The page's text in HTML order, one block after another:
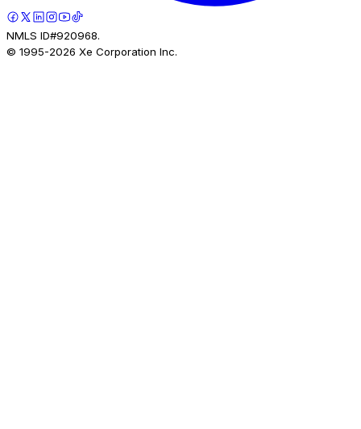
NMLS ID#920968.
© 1995-2026 Xe Corporation Inc.